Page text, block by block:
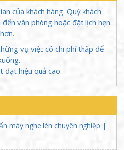
của khách hàng. Quý khách
văn phòng hoặc đặt lịch hẹn
vụ việc có chi phí thấp để
đạt hiệu quả cao.
máy nghe lén chuyên nghiệp |